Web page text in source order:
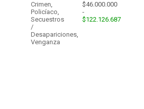
Crimen,
Policíaco,
Secuestros
/
Desapariciones,
Venganza
$46.000.000
-
$122.126.687